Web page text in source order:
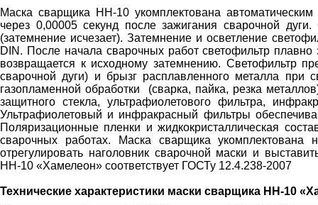
Маска сварщика НН-10 укомплектована
через 0,00005 секунд после зажигания сварочной
(затемнение исчезает). Затемнение и осветление
DIN. После начала сварочных работ светофильтр
возвращается к исходному затемнению. Светофильтр
сварочной дуги) и брызг расплавленного металла
газопламенной обработки (сварка, пайка, резка
защитного стекла, ультрафиолетового фильтра,
Ультрафиолетовый и инфракрасный фильтры
Поляризационные пленки и жидкокристаллическая
сварочных работах. Маска сварщика
отрегулировать наголовник сварочной маски и
НН-10 «Хамелеон» соответствует ГОСТу 12.4.238-2007
Технические характеристики маски сварщика НН-10